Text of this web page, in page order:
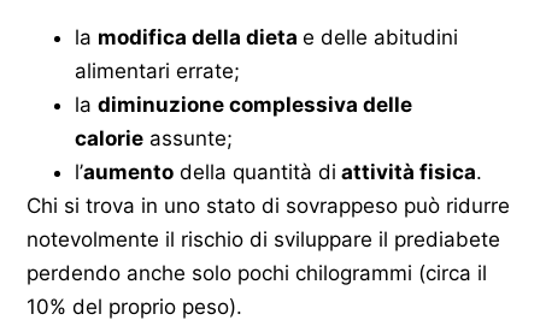
la modifica della dieta e delle abitudini
alimentari errate;
la diminuzione complessiva delle
calorie assunte;
l’aumento della quantità di attività fisica.
Chi si trova in uno stato di sovrappeso può ridurre
notevolmente il rischio di sviluppare il prediabete
perdendo anche solo pochi chilogrammi (circa il
10% del proprio peso).